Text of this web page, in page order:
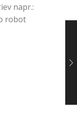
napr.:
robot